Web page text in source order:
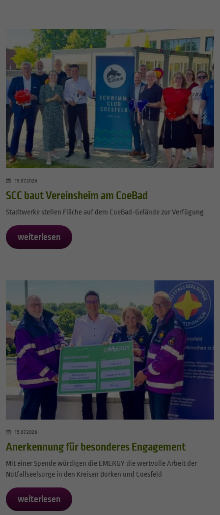
15.07.2026
SCC baut Vereinsheim am CoeBad
Stadtwerke stellen Fläche auf dem CoeBad-Gelände zur Verfügung
weiterlesen
15.07.2026
Anerkennung für besonderes Engagement
Mit einer Spende würdigen die EMERGY die wertvolle Arbeit der
Notfallseelsorge in den Kreisen Borken und Coesfeld
weiterlesen